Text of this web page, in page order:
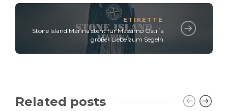
ETIKETTE
Stone Island Marina steht für Massimo Osti´s
großer Liebe zum Segeln
Related posts